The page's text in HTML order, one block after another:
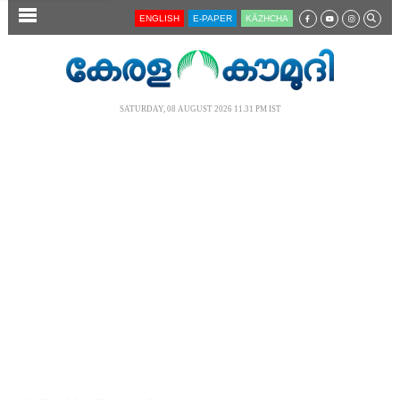
SECTIONS ENGLISH E-PAPER KĀZHCHA
SATURDAY, 08 AUGUST 2026 11.31 PM IST